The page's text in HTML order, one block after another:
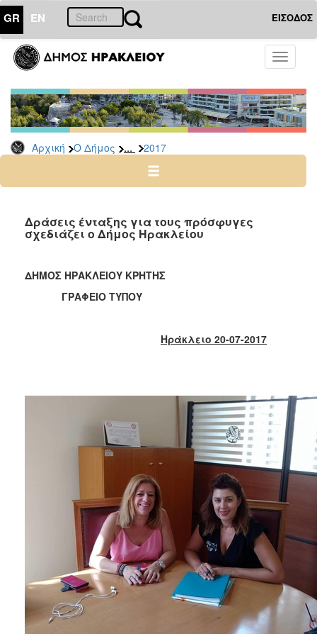
GR EN ΕΙΣΟΔΟΣ
Toggle
Αρχική Ο Δήμος ... 2017
ΔΗΜΟΣ
Δελτία
Τύπου
Αρχείο
2026
2024
2022
2020
2019
2011
ΠΟΛΙΤΙΣΜΟΣ
Δράσεις ένταξης για τους πρόσφυγες
σχεδιάζει ο Δήμος Ηρακλείου
ΔΗΜΟΣ ΗΡΑΚΛΕΙΟΥ ΚΡΗΤΗΣ
ΓΡΑΦΕΙΟ ΤΥΠΟΥ
Ηράκλειο 20-07-2017